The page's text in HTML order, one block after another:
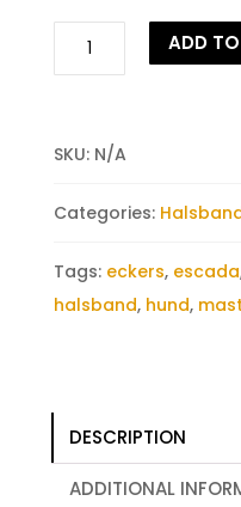
Hundhalsband
Essie
ADD
SKU: N/A
Categories:
Tags: eckers, escada
halsband, hund,
DESCRIPTION
ADDITIONAL